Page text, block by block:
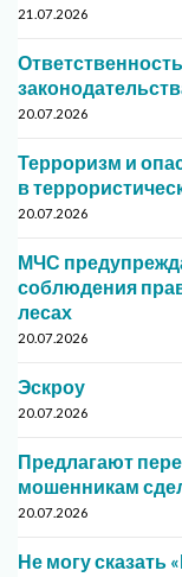
21.07.2026
20.07.2026
Терроризм и
в
20.07.2026
МЧС
соблюдения
лесах
20.07.2026
Эскроу
20.07.2026
Предлагают
мошенникам
20.07.2026
Не могу сказать